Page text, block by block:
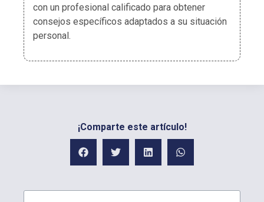
con un profesional calificado para obtener
consejos específicos adaptados a su situación
personal.
¡Comparte este artículo!